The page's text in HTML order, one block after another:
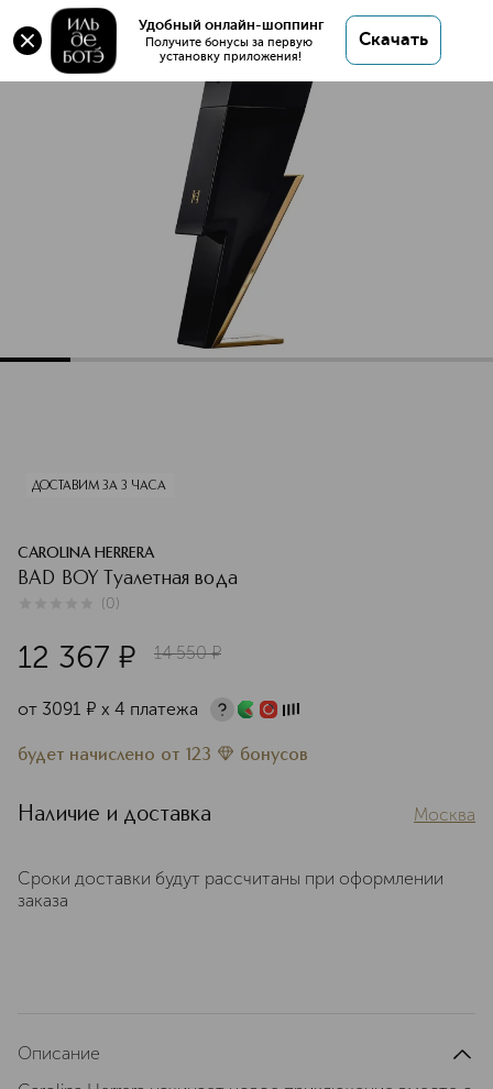
Удобный онлайн-шоппинг
Получите бонусы за первую
установку приложения!
Скачать
Оригинал 💯 BAD BOY Туалетная вода купить в
интернет магазине ИЛЬ ДЕ БОТЭ с доставкой.
BAD BOY Туалетная вода
Характеристики
ДОСТАВИМ ЗА 3 ЧАСА
CAROLINA HERRERA
BAD BOY Туалетная вода
(0)
12 367 ¤ 14 550 ¤
от 3091 ¤ х 4 платежа
будет начислено от 123 бонусов
Наличие и доставка Москва
Сроки доставки будут рассчитаны при оформлении
заказа
Описание